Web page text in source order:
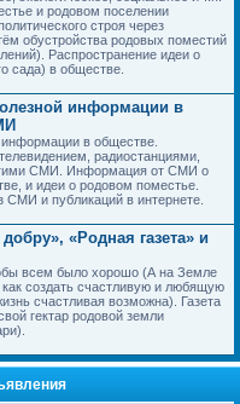
и родовом поселении
строя через
обустройства родовых поместий
Распространение идеи о
сада) в обществе.
информации в
в обществе.
радиостанциями,
СМИ. Информация от СМИ о
и идеи о родовом поместье.
и публикаций в интернете.
«Родная газета» и
всем было хорошо (А на Земле
как создать счастливую и любящую
счастливая возможна). Газета
гектар родовой земли